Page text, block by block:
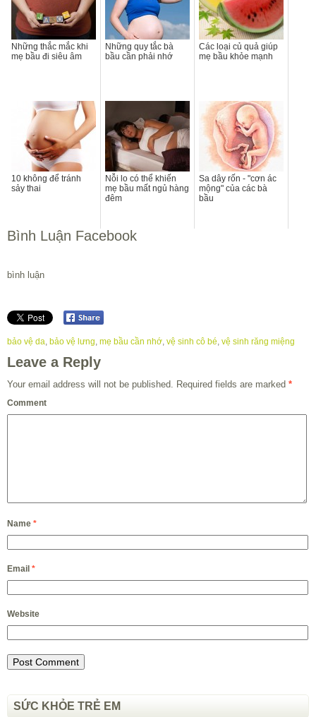
Những thắc mắc khi
mẹ bầu đi siêu âm
Những quy tắc bà
bầu cần phải nhớ
Các loại củ quả giúp
mẹ bầu khỏe mạnh
10 không để tránh
sảy thai
Nỗi lo có thể khiến
mẹ bầu mất ngủ hàng
đêm
Sa dây rốn - "cơn ác
mộng" của các bà
bầu
Bình Luận Facebook
bình luận
bảo vệ da, bảo vệ lưng, mẹ bầu cần nhớ, vệ sinh cô bé, vệ sinh răng miệng
Leave a Reply
Your email address will not be published. Required fields are marked *
Comment
Name *
Email *
Website
SỨC KHỎE TRẺ EM